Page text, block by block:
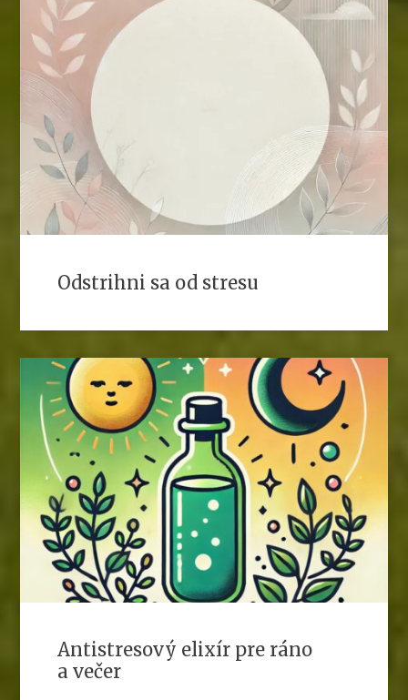
Odstrihni sa od stresu
Antistresový elixír pre ráno
a večer